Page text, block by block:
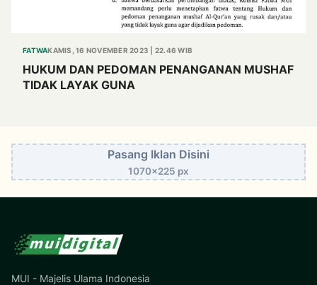
FATWAKAMIS, 16 NOVEMBER 2023 | 22.46 WIB
HUKUM DAN PEDOMAN PENANGANAN MUSHAF
TIDAK LAYAK GUNA
Pasang Iklan Disini
1070x225 px
MUI - Majelis Ulama Indonesia